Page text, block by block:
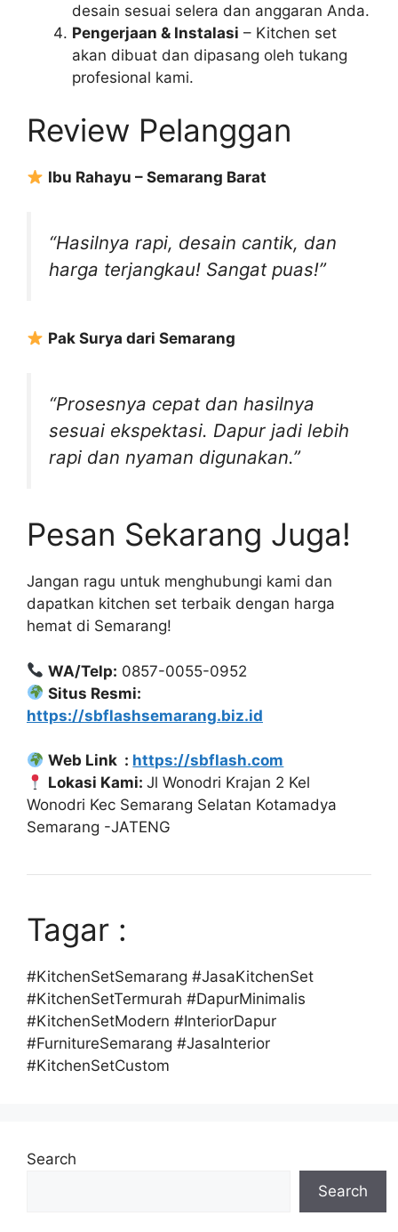
desain sesuai selera dan anggaran Anda.
Pengerjaan & Instalasi – Kitchen set
akan dibuat dan dipasang oleh tukang
profesional kami.
Review Pelanggan
Ibu Rahayu – Semarang Barat
“Hasilnya rapi, desain cantik, dan
harga terjangkau! Sangat puas!”
Pak Surya dari Semarang
“Prosesnya cepat dan hasilnya
sesuai ekspektasi. Dapur jadi lebih
rapi dan nyaman digunakan.”
Pesan Sekarang Juga!
Jangan ragu untuk menghubungi kami dan
dapatkan kitchen set terbaik dengan harga
hemat di Semarang!
WA/Telp: 0857-0055-0952
Situs Resmi:
https://sbflashsemarang.biz.id
Web Link : https://sbflash.com
Lokasi Kami:Jl Wonodri Krajan 2 Kel
Wonodri Kec Semarang Selatan Kotamadya
Semarang -JATENG
Tagar :
#KitchenSetSemarang #JasaKitchenSet
#KitchenSetTermurah #DapurMinimalis
#KitchenSetModern #InteriorDapur
#FurnitureSemarang #JasaInterior
#KitchenSetCustom
Search
Search